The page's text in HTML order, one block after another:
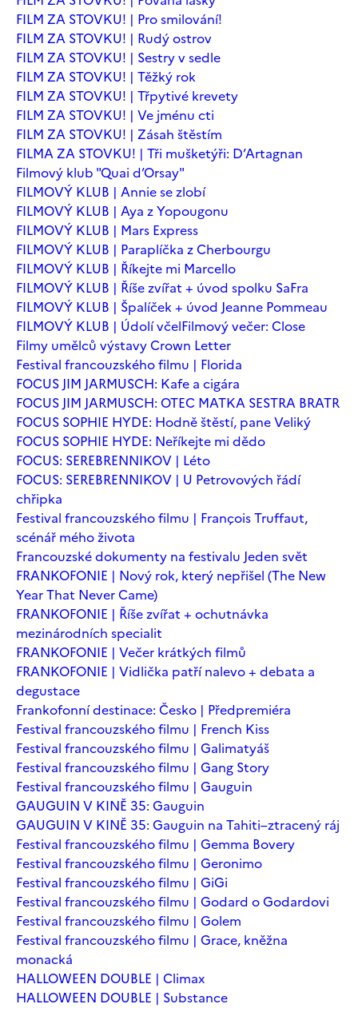
FILM ZA STOVKU! | Pro smilování!
FILM ZA STOVKU! | Rudý ostrov
FILM ZA STOVKU! | Sestry v sedle
FILM ZA STOVKU! | Těžký rok
FILM ZA STOVKU! | Třpytivé krevety
FILM ZA STOVKU! | Ve jménu cti
FILM ZA STOVKU! | Zásah štěstím
FILMA ZA STOVKU! | Tři mušketýři: D’Artagnan
Filmový klub "Quai d’Orsay"
FILMOVÝ KLUB | Annie se zlobí
FILMOVÝ KLUB | Aya z Yopougonu
FILMOVÝ KLUB | Mars Express
FILMOVÝ KLUB | Paraplíčka z Cherbourgu
FILMOVÝ KLUB | Říkejte mi Marcello
FILMOVÝ KLUB | Říše zvířat + úvod spolku SaFra
FILMOVÝ KLUB | Špalíček + úvod Jeanne Pommeau
FILMOVÝ KLUB | Údolí včelFilmový večer: Close
Filmy umělců výstavy Crown Letter
Festival francouzského filmu | Florida
FOCUS JIM JARMUSCH: Kafe a cigára
FOCUS JIM JARMUSCH: OTEC MATKA SESTRA BRATR
FOCUS SOPHIE HYDE: Hodně štěstí, pane Veliký
FOCUS SOPHIE HYDE: Neříkejte mi dědo
FOCUS: SEREBRENNIKOV | Léto
FOCUS: SEREBRENNIKOV | U Petrovových řádí
chřipka
Festival francouzského filmu | François Truffaut,
scénář mého života
Francouzské dokumenty na festivalu Jeden svět
FRANKOFONIE | Nový rok, který nepřišel (The New
Year That Never Came)
FRANKOFONIE | Říše zvířat + ochutnávka
mezinárodních specialit
FRANKOFONIE | Večer krátkých filmů
FRANKOFONIE | Vidlička patří nalevo + debata a
degustace
Frankofonní destinace: Česko | Předpremiéra
Festival francouzského filmu | French Kiss
Festival francouzského filmu | Galimatyáš
Festival francouzského filmu | Gang Story
Festival francouzského filmu | Gauguin
GAUGUIN V KINĚ 35: Gauguin
GAUGUIN V KINĚ 35: Gauguin na Tahiti–ztracený ráj
Festival francouzského filmu | Gemma Bovery
Festival francouzského filmu | Geronimo
Festival francouzského filmu | GiGi
Festival francouzského filmu | Godard o Godardovi
Festival francouzského filmu | Golem
Festival francouzského filmu | Grace, kněžna
monacká
HALLOWEEN DOUBLE | Climax
HALLOWEEN DOUBLE | Substance